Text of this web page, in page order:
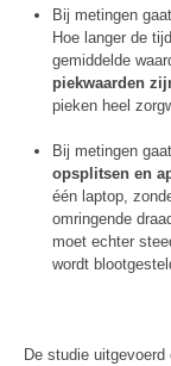
Bij metingen
Hoe langer de
gemiddelde
piekwaarden
pieken heel
Bij metingen
opsplitsen en
één laptop,
omringende
moet echter
wordt
De studie